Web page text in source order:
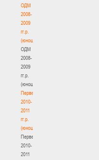
ОДМ
2008-
2009
гг.р.
(юноши)
ОДМ
2008-
2009
гг.р.
(юноши)
Первенство
2010-
2011
гг.р.
(юноши)
Первенство
2010-
2011